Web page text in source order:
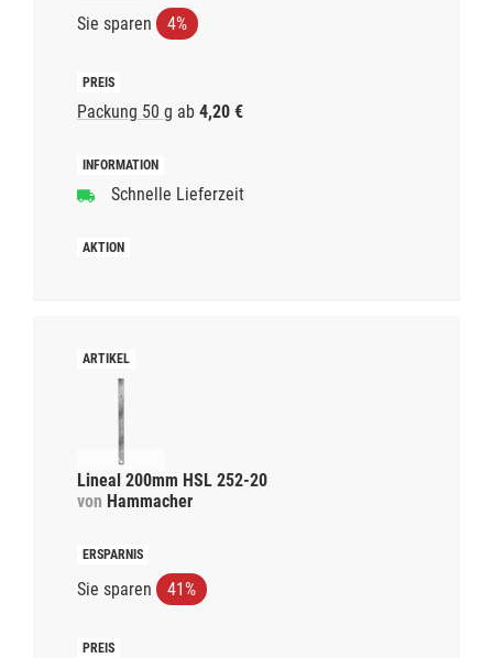
Sie sparen 4%
Packung 50 g ab 4,20 €
Schnelle Lieferzeit
Lineal 200mm HSL 252-20
von Hammacher
Sie sparen 41%